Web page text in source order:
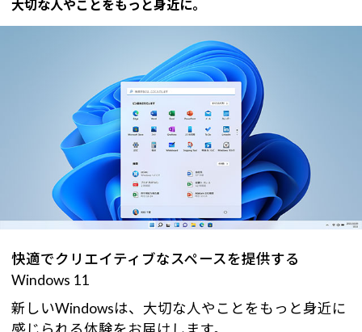
大切な人やことをもっと身近に。
快適でクリエイティブなスペースを提供する
Windows 11
新しいWindowsは、大切な人やことをもっと身近に